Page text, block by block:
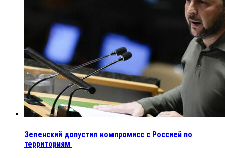
Зеленский допустил компромисс с Россией по
территориям